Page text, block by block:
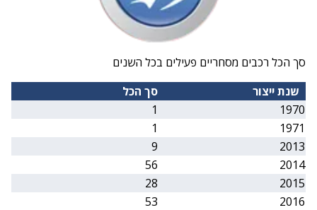
סך הכל רכבים מסחריים פעילים בכל השנים
שנת ייצור
סך הכל
1970
1
1971
1
2013
9
2014
56
2015
28
2016
53